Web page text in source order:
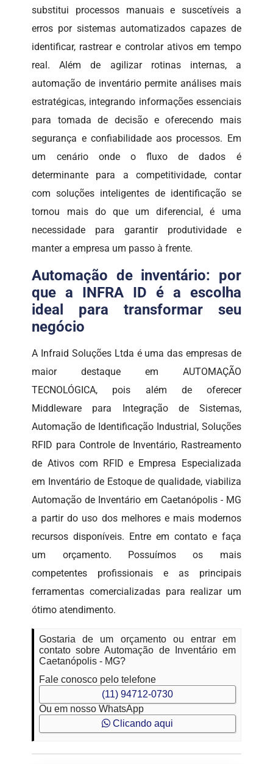
substitui processos manuais e suscetíveis a
erros por sistemas automatizados capazes de
identificar, rastrear e controlar ativos em tempo
real. Além de agilizar rotinas internas, a
automação de inventário permite análises mais
estratégicas, integrando informações essenciais
para tomada de decisão e oferecendo mais
segurança e confiabilidade aos processos. Em
um cenário onde o fluxo de dados é
determinante para a competitividade, contar
com soluções inteligentes de identificação se
tornou mais do que um diferencial, é uma
necessidade para garantir produtividade e
manter a empresa um passo à frente.
Automação de inventário: por
que a INFRA ID é a escolha
ideal para transformar seu
negócio
A Infraid Soluções Ltda é uma das empresas de
maior destaque em AUTOMAÇÃO
TECNOLÓGICA, pois além de oferecer
Middleware para Integração de Sistemas,
Automação de Identificação Industrial, Soluções
RFID para Controle de Inventário, Rastreamento
de Ativos com RFID e Empresa Especializada
em Inventário de Estoque de qualidade, viabiliza
Automação de Inventário em Caetanópolis - MG
a partir do uso dos melhores e mais modernos
recursos disponíveis. Entre em contato e faça
um orçamento. Possuímos os mais
competentes profissionais e as principais
ferramentas comercializadas para realizar um
ótimo atendimento.
Gostaria de um orçamento ou entrar em
contato sobre Automação de Inventário em
Caetanópolis - MG?
Fale conosco pelo telefone
(11) 94712-0730
Ou em nosso WhatsApp
Clicando aqui